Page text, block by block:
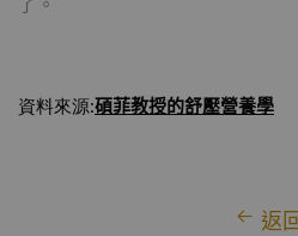
資料來源:碩菲教授的舒壓營養學
返